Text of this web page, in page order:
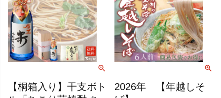
【桐箱入り】干支ボト
2026年 【年越しそ